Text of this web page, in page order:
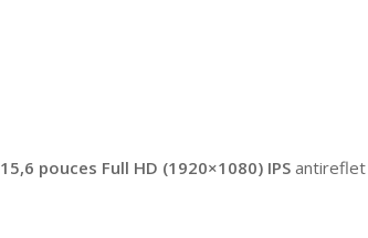
15,6 pouces Full HD (1920×1080) IPSantireflet